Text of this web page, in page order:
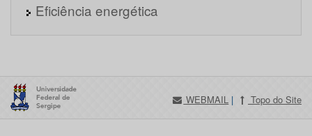
Eficiência energética
WEBMAIL | Topo do Site